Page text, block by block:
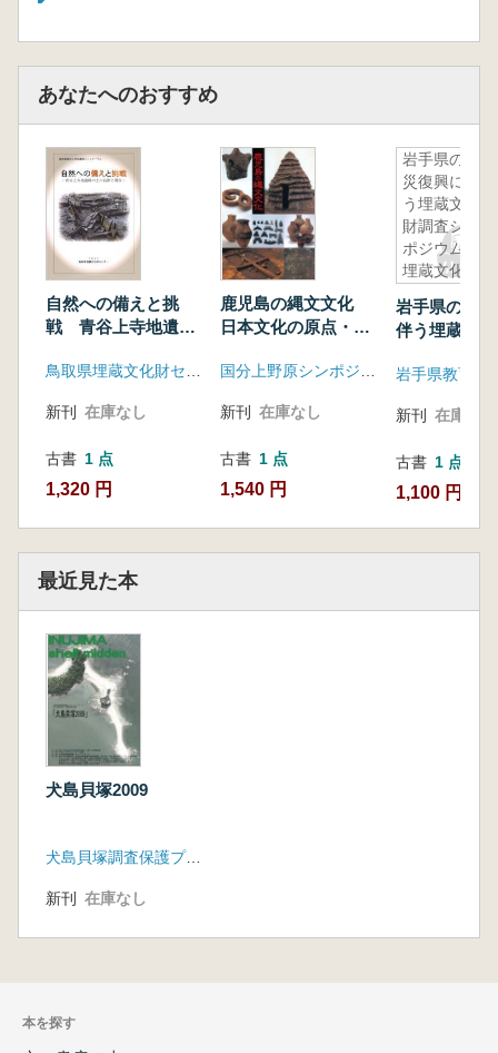
あなたへのおすすめ
自然への備えと挑
戦 青谷上寺地遺跡
新刊 在庫なし
古書 1 点
1,320 円
鹿児島の縄文文化
日本文化の原点・国
ム
新刊 在庫なし
古書 1 点
1,540 円
岩手県の震
災復興に伴
う埋蔵文化
財調査シン
ポジウム
埋蔵文化財
題 発表資
料
岩手県の震
伴う埋蔵文
文化財の成
岩手県教育委
新刊 在庫なし
古書 1 点
1,100 円
最近見た本
犬島貝塚2009
犬島貝塚調査保護プロジェクトチーム
新刊 在庫なし
本を探す